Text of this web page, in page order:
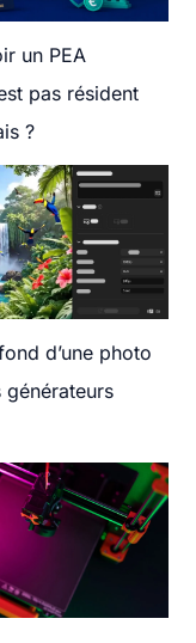
un PEA
pas résident
?
d’une photo